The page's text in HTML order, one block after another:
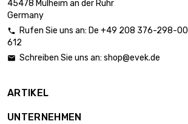
Dicke/Stärke : 2mm
3,81 €
Dicke/Stärke : 2mm
45478 Mülheim an der Ruhr
Germany
 Rufen Sie uns an: De +49 208 376-298-00
612
 Schreiben Sie uns an: shop@evek.de
ARTIKEL
UNTERNEHMEN